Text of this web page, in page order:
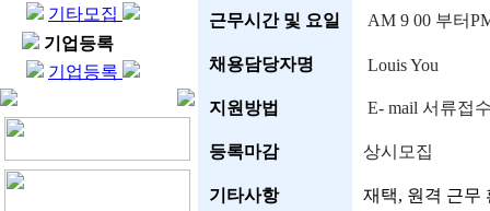
기타모집
기업등록
기업등록
근무시간 및 요일 AM 9 00 부터
채용담당자명 Louis You
지원방법 E- mail 서류접
등록마감 상시모집
기타사항 재택, 원격 근무